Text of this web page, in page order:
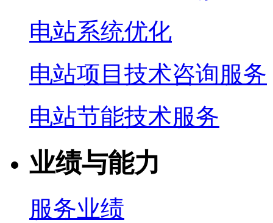
电站系统优化
电站项目技术咨询服务
电站节能技术服务
业绩与能力
服务业绩